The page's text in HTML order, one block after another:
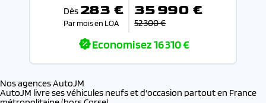
Dès 283 €
Par mois en LOA
35 990 €
52 300 €
Economisez16 310 €
Nos agences AutoJM
AutoJM livre ses véhicules neufs et d'occasion partout en France